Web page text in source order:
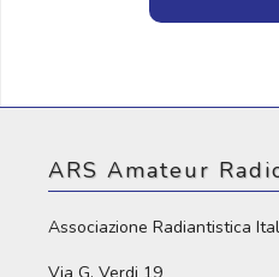
ARS Amateur
Associazione Radiantistica
Via G. Verdi 19